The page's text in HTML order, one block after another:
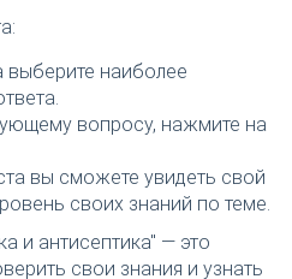
наиболее
вопросу, нажмите на
вы сможете увидеть свой
своих знаний по теме.
и антисептика" — это
свои знания и узнать